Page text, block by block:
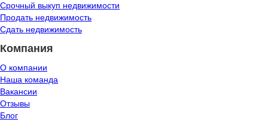
Срочный выкуп недвижимости
Продать недвижимость
Сдать недвижимость
Компания
О компании
Наша команда
Вакансии
Отзывы
Блог